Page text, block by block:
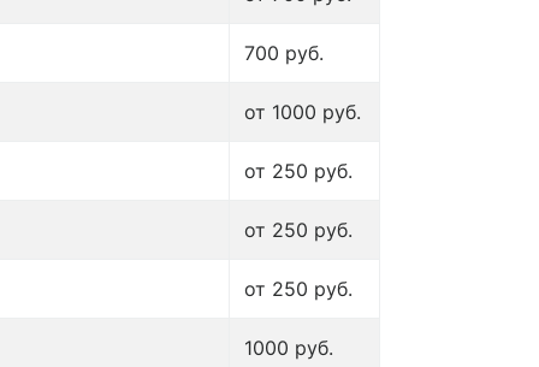
700 руб.
от 1000 руб.
от 250 руб.
от 250 руб.
от 250 руб.
1000 руб.